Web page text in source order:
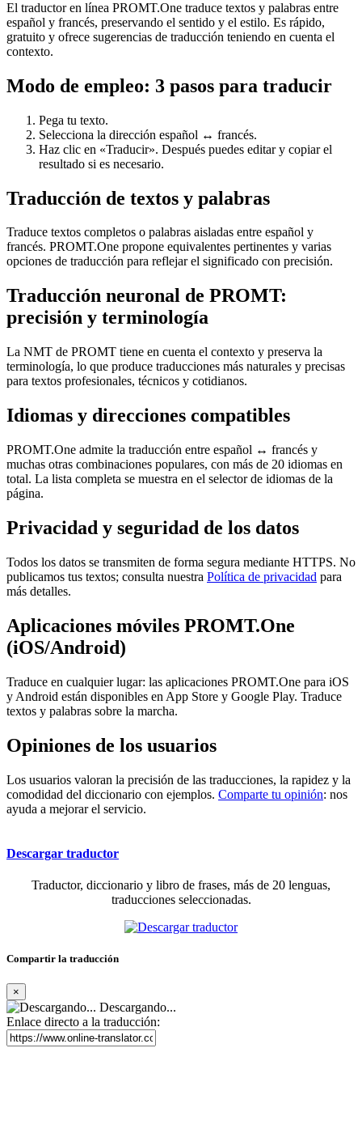
El traductor en línea PROMT.One traduce textos y palabras entre
español y francés, preservando el sentido y el estilo. Es rápido,
gratuito y ofrece sugerencias de traducción teniendo en cuenta el
contexto.
Modo de empleo: 3 pasos para traducir
Pega tu texto.
Selecciona la dirección español ↔ francés.
Haz clic en «Traducir». Después puedes editar y copiar el
resultado si es necesario.
Traducción de textos y palabras
Traduce textos completos o palabras aisladas entre español y
francés. PROMT.One propone equivalentes pertinentes y varias
opciones de traducción para reflejar el significado con precisión.
Traducción neuronal de PROMT:
precisión y terminología
La NMT de PROMT tiene en cuenta el contexto y preserva la
terminología, lo que produce traducciones más naturales y precisas
para textos profesionales, técnicos y cotidianos.
Idiomas y direcciones compatibles
PROMT.One admite la traducción entre español ↔ francés y
muchas otras combinaciones populares, con más de 20 idiomas en
total. La lista completa se muestra en el selector de idiomas de la
página.
Privacidad y seguridad de los datos
Todos los datos se transmiten de forma segura mediante HTTPS. No
publicamos tus textos; consulta nuestra Política de privacidad para
más detalles.
Aplicaciones móviles PROMT.One
(iOS/Android)
Traduce en cualquier lugar: las aplicaciones PROMT.One para iOS
y Android están disponibles en App Store y Google Play. Traduce
textos y palabras sobre la marcha.
Opiniones de los usuarios
Los usuarios valoran la precisión de las traducciones, la rapidez y la
comodidad del diccionario con ejemplos. Comparte tu opinión: nos
ayuda a mejorar el servicio.
Descargar traductor
Traductor, diccionario y libro de frases, más de 20 lenguas,
traducciones seleccionadas.
Compartir la traducción
×
Descargando...
Enlace directo a la traducción: